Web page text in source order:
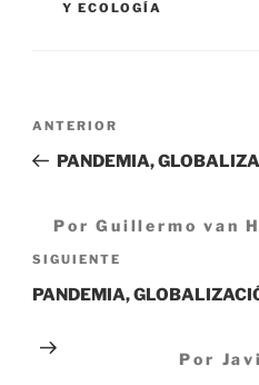
Y ECOLOGÍA
Navegación
Entrada
anterior:
ANTERIOR
PANDEMIA,
Por Guillermo van
Siguiente
entrada
SIGUIENTE
PANDEMIA,
Por